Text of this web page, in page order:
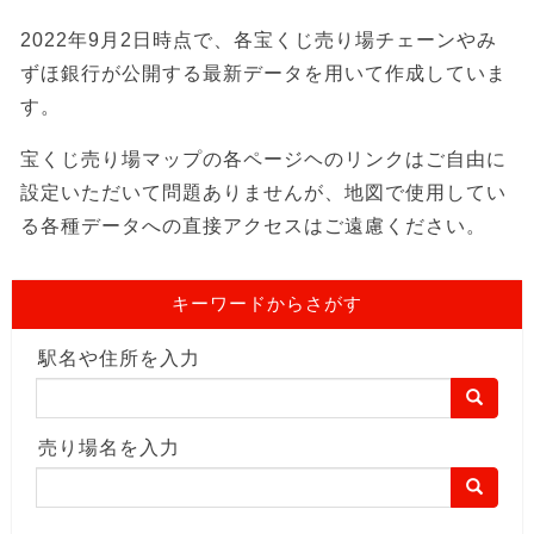
2022年9月2日時点で、各宝くじ売り場チェーンやみ
ずほ銀行が公開する最新データを用いて作成していま
す。
宝くじ売り場マップの各ページヘのリンクはご自由に
設定いただいて問題ありませんが、地図で使用してい
る各種データへの直接アクセスはご遠慮ください。
キーワードからさがす
駅名や住所を入力
売り場名を入力